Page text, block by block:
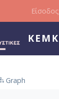
Είσοδος
Graph